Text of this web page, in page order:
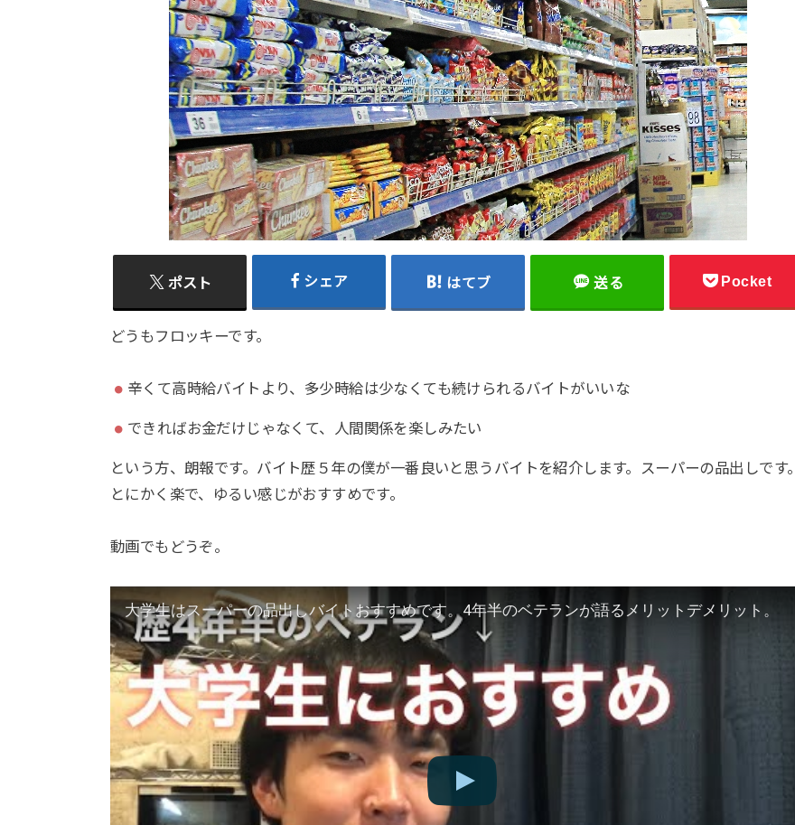
ポスト シェア はてブ 送る Pocket
どうもフロッキーです。
辛くて高時給バイトより、多少時給は少なくても続けられるバイトがいいな
できればお金だけじゃなくて、人間関係を楽しみたい
という方、朗報です。バイト歴５年の僕が一番良いと思うバイトを紹介します。スーパーの品出しです。
とにかく楽で、ゆるい感じがおすすめです。
動画でもどうぞ。
大学生はスーパーの品出しバイトおすすめです。4年半のベテランが語るメリットデメリット。